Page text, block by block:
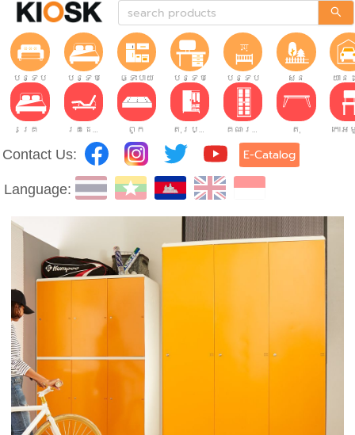
បន្ទប់ទទួលភ្ញៀវ
បន្ទប់គេង ផ្ទះបាយ បន្ទប់ធ្វើការបន្ទប់កុមារ សួន យាន
គ្រែ គ្រែដែលអាចលៃតម្រូវបាន។ ពូក តុរប្យួរខោឤវ គណៈរដ្ឋមន្រ្តី តុ
Contact Us: E-Catalog
Language: